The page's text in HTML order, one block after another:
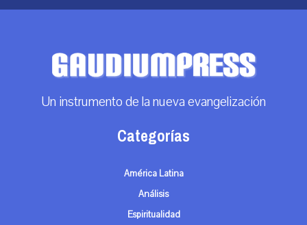
Un instrumento de la nueva evangelización
Categorías
América Latina
Análisis
Espiritualidad